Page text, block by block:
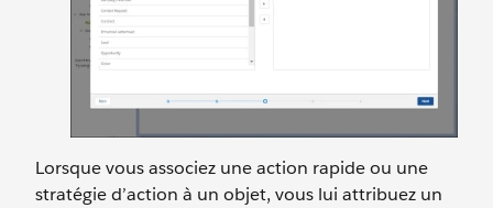
Lorsque vous associez une action rapide ou une
stratégie d’action à un objet, vous lui attribuez un